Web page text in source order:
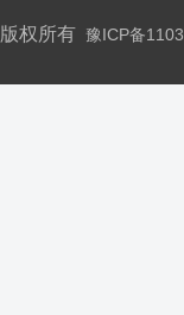
权所有 豫ICP备